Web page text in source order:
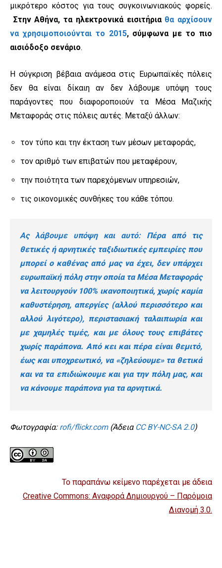
μικρότερο κόστος για τους συγκοινωνιακούς φορείς.
Στην Αθήνα, τα ηλεκτρονικά εισιτήρια θα αρχίσουν
να χρησιμοποιούνται το 2015, σύμφωνα με το πιο
αισιόδοξο σενάριο.
Η σύγκριση βέβαια ανάμεσα στις Ευρωπαϊκές πόλεις
δεν θα είναι δίκαιη αν δεν λάβουμε υπόψη τους
παράγοντες που διαφοροποιούν τα Μέσα Μαζικής
Μεταφοράς στις πόλεις αυτές. Μεταξύ άλλων:
τον τύπο και την έκταση των μέσων μεταφοράς,
τον αριθμό των επιβατών που μεταφέρουν,
την ποιότητα των παρεχόμενων υπηρεσιών,
τις οικονομικές συνθήκες του κάθε τόπου.
Ας λάβουμε υπόψη και αυτό:Πέρα από τις
θετικές ή αρνητικές ταξιδιωτικές εμπειρίες που
μπορεί ο καθένας από μας να έχει, δεν υπάρχει
ευρωπαϊκή πόλη στην οποία τα Μέσα Μεταφοράς
να λειτουργούν 100% ικανοποιητικά, χωρίς καμία
καθυστέρηση, απεργίες (αλλού περισσότερο και
αλλού λιγότερο), περιστασιακή ταλαιπωρία και
με χαμηλές τιμές, και με όλους τους επιβάτες
χωρίς παράπονα. Από κει και πέρα είναι θεμιτό,
έως και υποχρεωτικό, να «ζηλεύουμε» τα θετικά
και να τα επιδιώκουμε και για την πόλη μας, και
να κάνουμε παράπονα για τα αρνητικά.
Φωτογραφία: rofi/flickr.com(Άδεια CC BY-NC-SA 2.0)
Το παραπάνω κείμενο παρέχεται με άδεια
Creative Commons: Αναφορά Δημιουργού – Παρόμοια
Διανομή 3.0.